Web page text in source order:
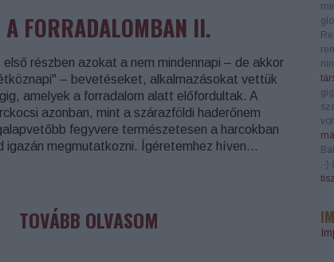
A FORRADALOMBAN II.
első részben azokat a nem mindennapi – de akkor
– bevetéseket, alkalmazásokat vettük
amelyek a forradalom alatt előfordultak. A
azonban, mint a szárazföldi haderőnem
fegyvere természetesen a harcokban
igazán megmutatkozni. Ígéretemhez híven…
TOVÁBB OLVASOM
;-) (